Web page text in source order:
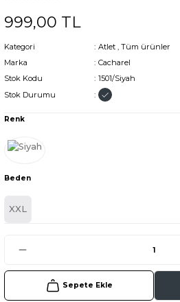
999,00 TL
Kategori Atlet , Tüm ürünler
Marka
Cacharel
Stok Kodu
1501/Siyah
Stok Durumu
Renk
Beden
XXL
Sepete Ekle